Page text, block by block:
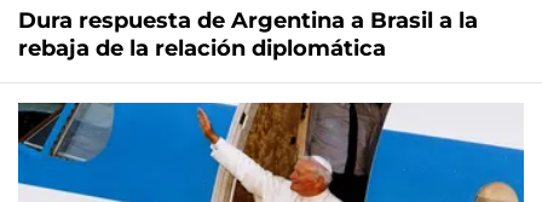
Dura respuesta de Argentina a Brasil a la
rebaja de la relación diplomática